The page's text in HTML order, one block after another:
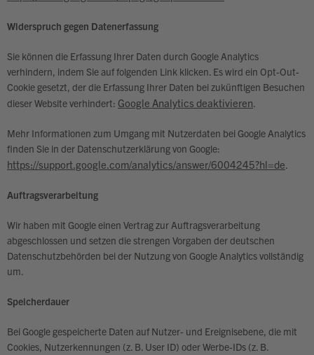
Widerspruch gegen Datenerfassung
Sie können die Erfassung Ihrer Daten durch Google Analytics
verhindern, indem Sie auf folgenden Link klicken. Es wird ein Opt-Out-
Cookie gesetzt, der die Erfassung Ihrer Daten bei zukünftigen Besuchen
dieser Website verhindert: Google Analytics deaktivieren.
Mehr Informationen zum Umgang mit Nutzerdaten bei Google Analytics
finden Sie in der Datenschutzerklärung von Google:
https://support.google.com/analytics/answer/6004245?hl=de.
Auftragsverarbeitung
Wir haben mit Google einen Vertrag zur Auftragsverarbeitung
abgeschlossen und setzen die strengen Vorgaben der deutschen
Datenschutzbehörden bei der Nutzung von Google Analytics vollständig
um.
Speicherdauer
Bei Google gespeicherte Daten auf Nutzer- und Ereignisebene, die mit
Cookies, Nutzerkennungen (z. B. User ID) oder Werbe-IDs (z. B.